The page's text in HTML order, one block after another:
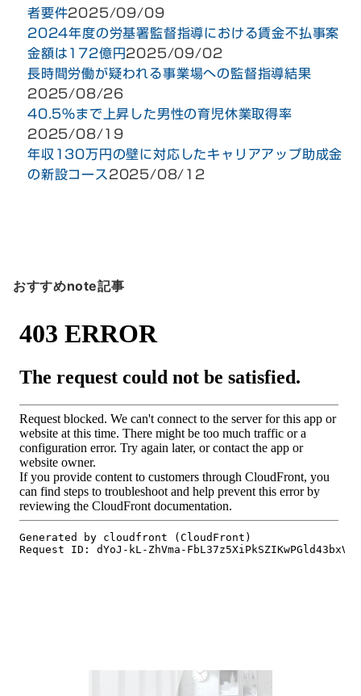
者要件2025/09/09
2024年度の労基署監督指導における賃金不払事案
金額は172億円2025/09/02
長時間労働が疑われる事業場への監督指導結果
2025/08/26
40.5％まで上昇した男性の育児休業取得率
2025/08/19
年収130万円の壁に対応したキャリアアップ助成金
の新設コース 2025/08/12
おすすめnote記事